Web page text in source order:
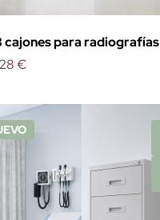
para radiografías
€